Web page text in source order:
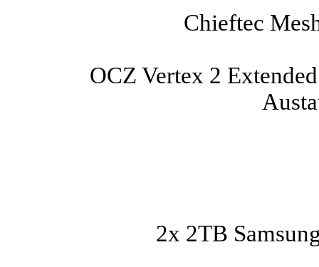
Chieftec
OCZ Vertex 2
2x 2TB